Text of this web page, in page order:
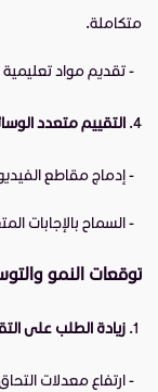
متكاملة.
- تقديم مواد
التقييم متعدد
- إدماج مقاطع
- السماح بالإجابات
توقعات النمو
زيادة الطلب على
- ارتفاع معدلات